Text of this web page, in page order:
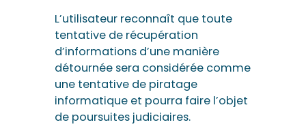
L’utilisateur reconnaît que toute
tentative de récupération
d’informations d’une manière
détournée sera considérée comme
une tentative de piratage
informatique et pourra faire l’objet
de poursuites judiciaires.